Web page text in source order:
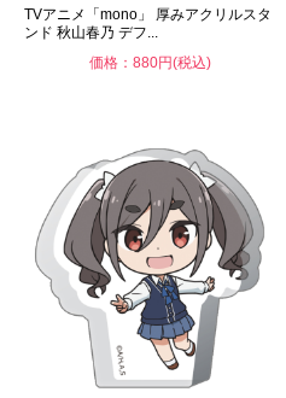
TVアニメ「mono」 厚みアクリルスタ
ンド 秋山春乃 デフ...
価格：880円(税込)